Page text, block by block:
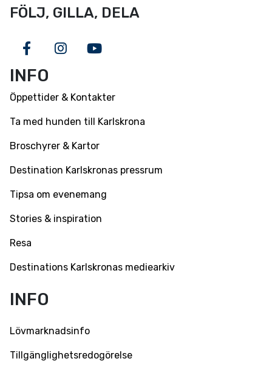
FÖLJ, GILLA, DELA
FacebookInstagram
Youtube
INFO
Öppettider & Kontakter
Ta med hunden till Karlskrona
Broschyrer & Kartor
Destination Karlskronas pressrum
Tipsa om evenemang
Stories & inspiration
Resa
Destinations Karlskronas mediearkiv
INFO
Lövmarknadsinfo
Tillgänglighetsredogörelse